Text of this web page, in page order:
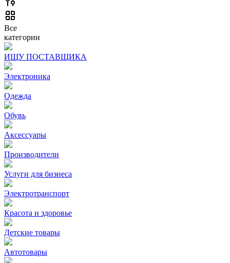
Все
категории
ИЩУ ПОСТАВЩИКА
Электроника
Одежда
Обувь
Аксессуары
Производители
Услуги для бизнеса
Электротранспорт
Красота и здоровье
Детские товары
Автотовары